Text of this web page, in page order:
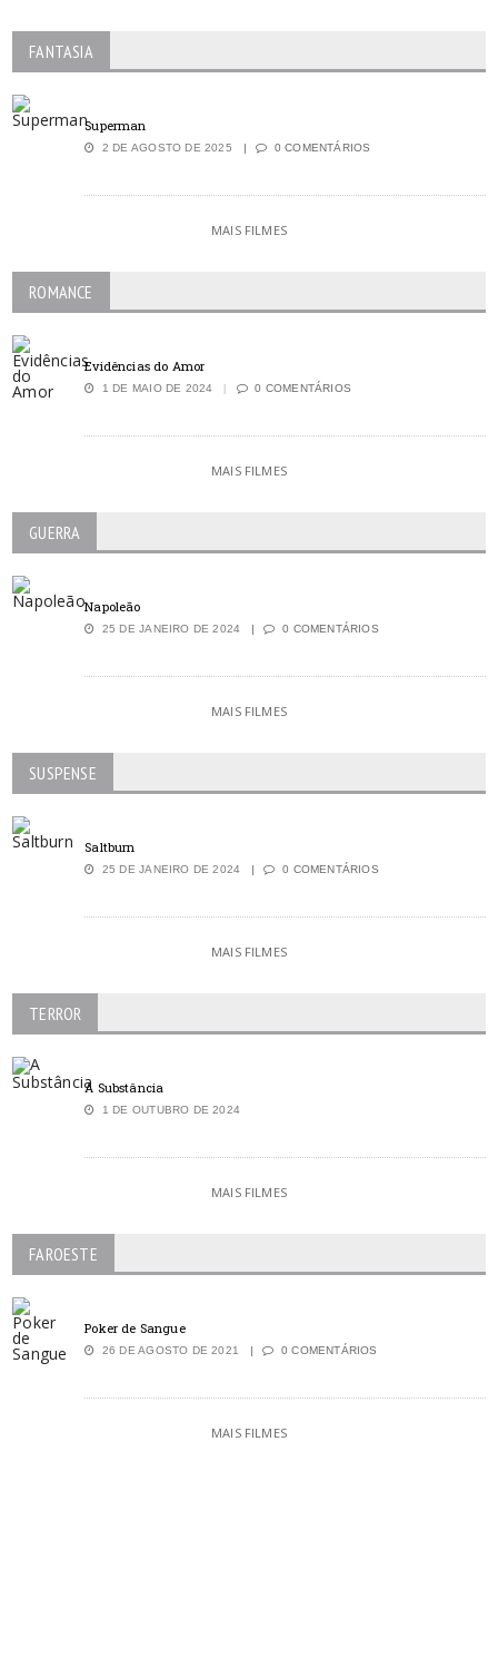
FANTASIA
Superman
2 DE AGOSTO DE 2025 0 COMENTÁRIOS
MAIS FILMES
ROMANCE
Evidências do Amor
1 DE MAIO DE 2024 0 COMENTÁRIOS
MAIS FILMES
GUERRA
Napoleão
25 DE JANEIRO DE 2024 0 COMENTÁRIOS
MAIS FILMES
SUSPENSE
Saltburn
25 DE JANEIRO DE 2024 0 COMENTÁRIOS
MAIS FILMES
TERROR
A Substância
1 DE OUTUBRO DE 2024
MAIS FILMES
FAROESTE
Poker de Sangue
26 DE AGOSTO DE 2021 0 COMENTÁRIOS
MAIS FILMES